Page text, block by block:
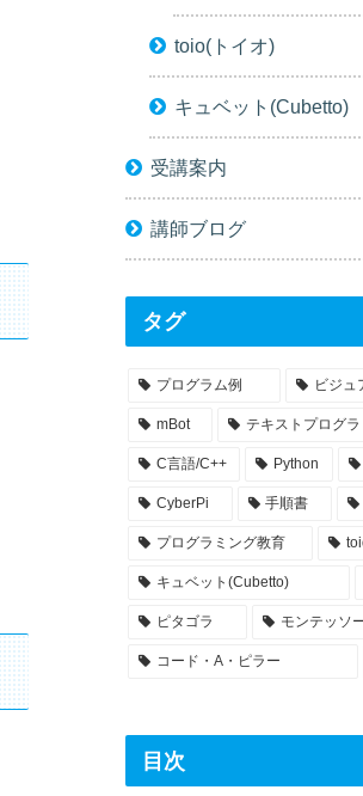
toio(トイオ)
キュベット(Cubetto)
受講案内
講師ブログ
タグ
プログラム例 ビジュ
mBot テキストプログ
C言語/C++ Python
CyberPi 手順書
プログラミング教育
キュベット(Cubetto)
ピタゴラ モンテッソ
コード・A・ピラー
目次